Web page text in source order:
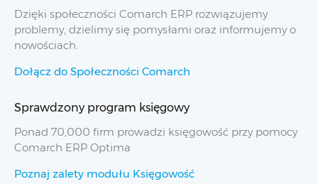
Dzięki społeczności Comarch ERP rozwiązujemy
problemy, dzielimy się pomysłami oraz informujemy o
nowościach.
Dołącz do Społeczności Comarch
Sprawdzony program księgowy
Ponad 70,000 firm prowadzi księgowość przy pomocy
Comarch ERP Optima
Poznaj zalety modułu Księgowość